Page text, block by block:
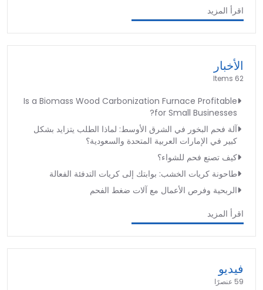
اقرأ المزيد
الأخبار
62 Items
Is a Biomass Wood Carbonization Furnace Profitable
for Small Businesses?
آلة فحم البخور في الشرق الأوسط: لماذا الطلب يتزايد بشكل
كبير في الإمارات العربية المتحدة والسعودية؟
كيف تصنع فحم للشواء؟
طاحونة كريات الخشب: بوابتك إلى كريات التدفئة الفعالة
الربحية وفرص الأعمال مع آلات ضغط الفحم
اقرأ المزيد
فيديو
59 عنصرًا